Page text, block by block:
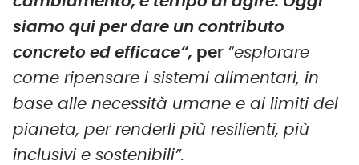
siamo qui per dare un contributo
concreto ed efficace“, per “esplorare
come ripensare i sistemi alimentari, in
base alle necessità umane e ai limiti del
pianeta, per renderli più resilienti, più
inclusivi e sostenibili”.